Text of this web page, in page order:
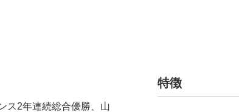
ス2年連続総合優勝、山
特徴